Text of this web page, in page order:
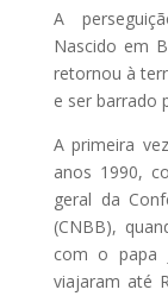
A
Nascido em
retornou à
e ser barrado
A primeira
anos 1990,
geral da
(CNBB),
com o papa
viajaram até